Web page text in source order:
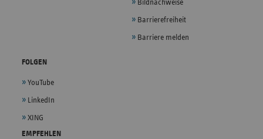
Bildnachweise
Barrierefreiheit
Barriere melden
FOLGEN
YouTube
LinkedIn
XING
EMPFEHLEN